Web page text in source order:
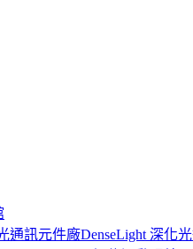
通訊元件廠DenseLight 深化